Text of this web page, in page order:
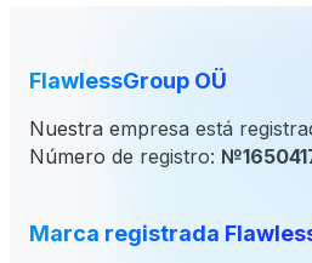
FlawlessGroup OÜ
Nuestra empresa está
Número de registro:
Marca registrada